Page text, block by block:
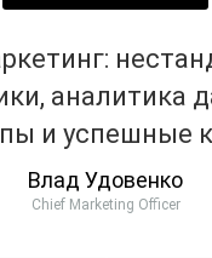
аналитика
и успешные
Влад Удовенко
Chief Marketing Officer